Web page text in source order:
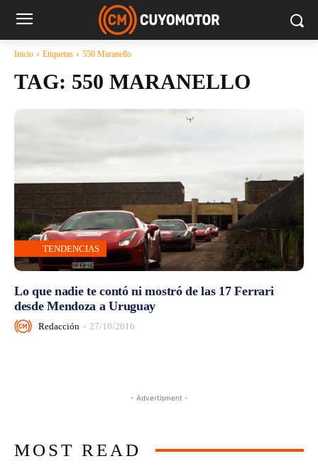
Inicio Etiquetas 550 Maranello
TAG: 550 MARANELLO
TENDENCIAS
Lo que nadie te contó ni mostró de las 17 Ferrari
desde Mendoza a Uruguay
Redacción - 27/10/2016
- Advertisment -
MOST READ